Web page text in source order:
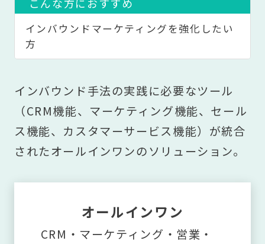
こんな方におすすめ
インバウンドマーケティングを強化したい
方
インバウンド手法の実践に必要なツール
（CRM機能、マーケティング機能、セール
ス機能、カスタマーサービス機能）が統合
されたオールインワンのソリューション。
オールインワン
CRM・マーケティング・営業・